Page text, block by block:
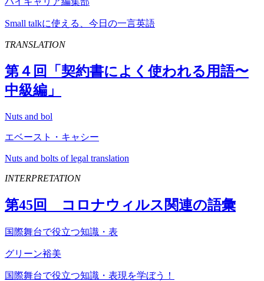
Small talkに使える、今日の一言英語
TRANSLATION
第４回「契約書によく使われる用語〜
中級編」
Nuts and bol
エベースト・キャシー
Nuts and bolts of legal translation
INTERPRETATION
第45回 コロナウィルス関連の語彙
国際舞台で役立つ知識・表
グリーン裕美
国際舞台で役立つ知識・表現を学ぼう！